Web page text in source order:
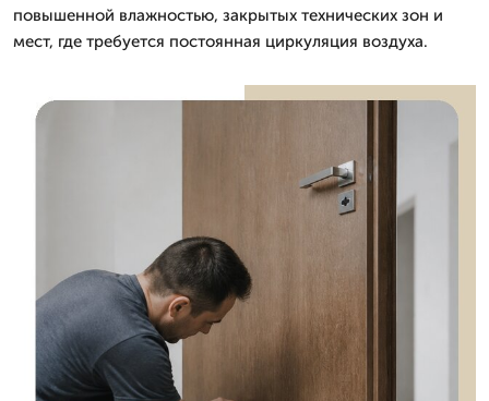
повышенной влажностью, закрытых технических зон и
мест, где требуется постоянная циркуляция воздуха.